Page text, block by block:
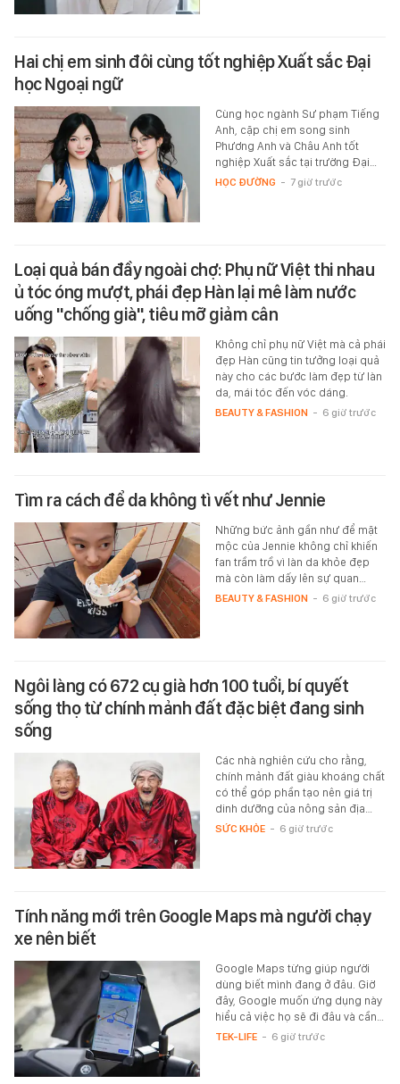
Hai chị em sinh đôi cùng tốt nghiệp Xuất sắc Đại
học Ngoại ngữ
Cùng học ngành Sư phạm Tiếng
Anh, cặp chị em song sinh
Phương Anh và Châu Anh tốt
nghiệp Xuất sắc tại trường Đại…
HỌC ĐƯỜNG - 7 giờ trước
Loại quả bán đầy ngoài chợ: Phụ nữ Việt thi nhau
ủ tóc óng mượt, phái đẹp Hàn lại mê làm nước
uống "chống già", tiêu mỡ giảm cân
Không chỉ phụ nữ Việt mà cả phái
đẹp Hàn cũng tin tưởng loại quả
này cho các bước làm đẹp từ làn
da, mái tóc đến vóc dáng.
BEAUTY & FASHION - 6 giờ trước
Tìm ra cách để da không tì vết như Jennie
Những bức ảnh gần như để mặt
mộc của Jennie không chỉ khiến
fan trầm trồ vì làn da khỏe đẹp
mà còn làm dấy lên sự quan…
BEAUTY & FASHION - 6 giờ trước
Ngôi làng có 672 cụ già hơn 100 tuổi, bí quyết
sống thọ từ chính mảnh đất đặc biệt đang sinh
sống
Các nhà nghiên cứu cho rằng,
chính mảnh đất giàu khoáng chất
có thể góp phần tạo nên giá trị
dinh dưỡng của nông sản địa…
SỨC KHỎE - 6 giờ trước
Tính năng mới trên Google Maps mà người chạy
xe nên biết
Google Maps từng giúp người
dùng biết mình đang ở đâu. Giờ
đây, Google muốn ứng dụng này
hiểu cả việc họ sẽ đi đâu và cần…
TEK-LIFE - 6 giờ trước